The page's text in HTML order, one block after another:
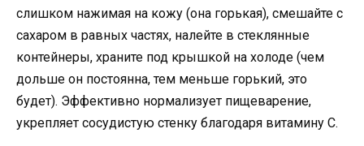
слишком нажимая на кожу (она горькая), смешайте с
сахаром в равных частях, налейте в стеклянные
контейнеры, храните под крышкой на холоде (чем
дольше он постоянна, тем меньше горький, это
будет). Эффективно нормализует пищеварение,
укрепляет сосудистую стенку благодаря витамину С.